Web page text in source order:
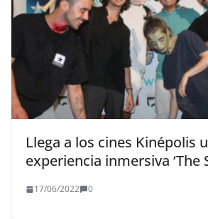
Llega a los cines Kinépolis
experiencia inmersiva ‘The
17/06/2022 0